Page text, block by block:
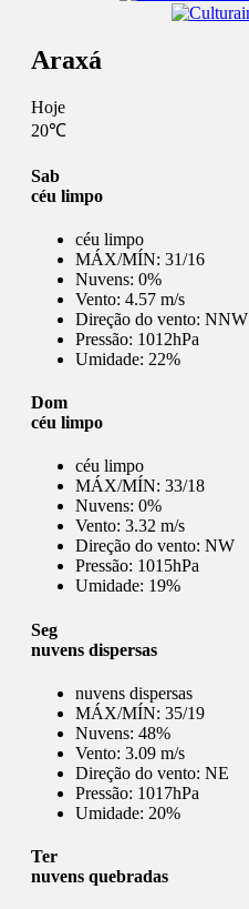
Araxá
Hoje
20℃
Sab
céu limpo
céu limpo
MÁX/MÍN: 31/16
Nuvens: 0%
Vento: 4.57 m/s
Direção do vento: NNW
Pressão: 1012hPa
Umidade: 22%
Dom
céu limpo
céu limpo
MÁX/MÍN: 33/18
Nuvens: 0%
Vento: 3.32 m/s
Direção do vento: NW
Pressão: 1015hPa
Umidade: 19%
Seg
nuvens dispersas
nuvens dispersas
MÁX/MÍN: 35/19
Nuvens: 48%
Vento: 3.09 m/s
Direção do vento: NE
Pressão: 1017hPa
Umidade: 20%
Ter
nuvens quebradas